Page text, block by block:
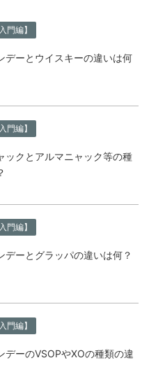
門編】
デーとウイスキーの違いは何
門編】
ックとアルマニャック等の種
門編】
デーとグラッパの違いは何？
門編】
デーのVSOPやXOの種類の違